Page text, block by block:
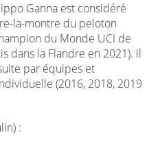
Ganna est considéré
la-montre du peloton
du Monde UCI de
dans la Flandre en 2021). il
par équipes et
(2016, 2018, 2019
: